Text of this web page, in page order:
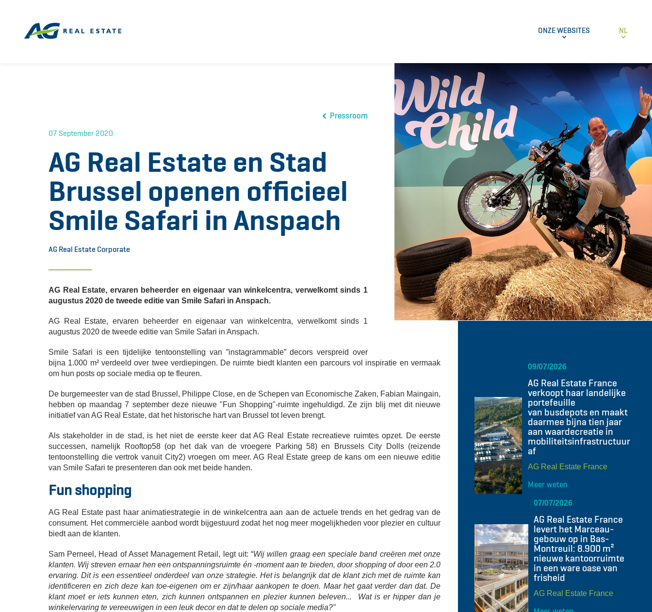
ONZE WEBSITES NL
09/07/2026
AG Real Estate France
verkoopt haar landelijke
portefeuille
van busdepots en maakt
daarmee bijna tien jaar
aan waardecreatie in
mobiliteitsinfrastructuur
af
AG Real Estate France
Meer weten
07/07/2026
AG Real Estate France
levert het Marceau-
gebouw op in Bas-
Montreuil: 8.900 m²
nieuwe kantoorruimte
in een ware oase van
frisheid
AG Real Estate France
Pressroom
07 September 2020
AG Real Estate en Stad
Brussel openen officieel
Smile Safari in Anspach
AG Real Estate Corporate
AG Real Estate, ervaren beheerder en eigenaar van winkelcentra, verwelkomt sinds 1
augustus 2020 de tweede editie van Smile Safari in Anspach.
AG Real Estate, ervaren beheerder en eigenaar van winkelcentra, verwelkomt sinds 1
augustus 2020 de tweede editie van Smile Safari in Anspach.
Smile Safari is een tijdelijke tentoonstelling van ”instagrammable” decors verspreid over
bijna 1.000 m² verdeeld over twee verdiepingen. De ruimte biedt klanten een parcours vol inspiratie en vermaak
om hun posts op sociale media op te fleuren.
De burgemeester van de stad Brussel, Philippe Close, en de Schepen van Economische Zaken, Fabian Maingain,
hebben op maandag 7 september deze nieuwe "Fun Shopping"-ruimte ingehuldigd. Ze zijn blij met dit nieuwe
initiatief van AG Real Estate, dat het historische hart van Brussel tot leven brengt.
Als stakeholder in de stad, is het niet de eerste keer dat AG Real Estate recreatieve ruimtes opzet. De eerste
successen, namelijk Rooftop58 (op het dak van de vroegere Parking 58) en Brussels City Dolls (reizende
tentoonstelling die vertrok vanuit City2) vroegen om meer. AG Real Estate greep de kans om een nieuwe editie
van Smile Safari te presenteren dan ook met beide handen.
Fun shopping
AG Real Estate past haar animatiestrategie in de winkelcentra aan aan de actuele trends en het gedrag van de
consument. Het commerciële aanbod wordt bijgestuurd zodat het nog meer mogelijkheden voor plezier en cultuur
biedt aan de klanten.
Sam Perneel, Head of Asset Management Retail, legt uit: “Wij willen graag een speciale band creëren met onze
klanten. Wij streven ernaar hen een ontspanningsruimte én -moment aan te bieden, door shopping of door een 2.0
ervaring. Dit is een essentieel onderdeel van onze strategie. Het is belangrijk dat de klant zich met de ruimte kan
identificeren en zich deze kan toe-eigenen om er zijn/haar aankopen te doen. Maar het gaat verder dan dat. De
klant moet er iets kunnen eten, zich kunnen ontspannen en plezier kunnen beleven... Wat is er hipper dan je
winkelervaring te vereeuwigen in een leuk decor en dat te delen op sociale media?"